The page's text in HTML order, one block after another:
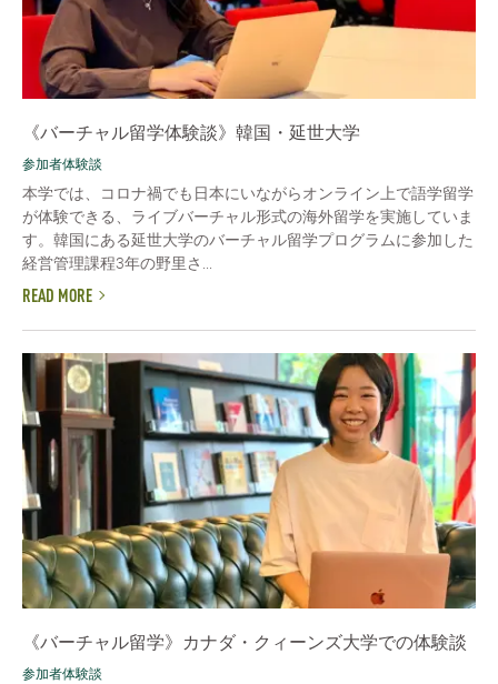
《バーチャル留学体験談》韓国・延世大学
参加者体験談
本学では、コロナ禍でも日本にいながらオンライン上で語学留学
が体験できる、ライブバーチャル形式の海外留学を実施していま
す。韓国にある延世大学のバーチャル留学プログラムに参加した
経営管理課程3年の野里さ...
READ MORE
《バーチャル留学》カナダ・クィーンズ大学での体験談
参加者体験談